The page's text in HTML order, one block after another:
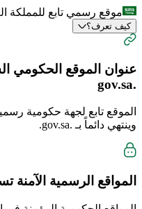
موقع رسمي تابع للمملكة
كيف تعرف؟
عنوان الموقع الحكومي
.gov.sa
الموقع تابع لجهة حكومية
وينتهي دائماً بـ .gov.sa
.
المواقع الرسمية الآمنة